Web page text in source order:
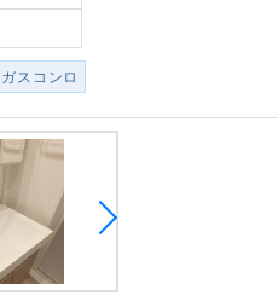
ガスコンロ